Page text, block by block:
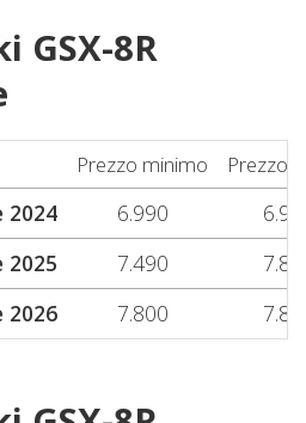
GSX-8R
Prezzo minimo Prezzo
2024 6.990
2025
7.490
2026
7.800